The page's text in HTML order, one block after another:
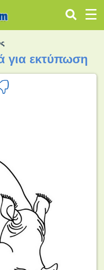
για εκτύπωση